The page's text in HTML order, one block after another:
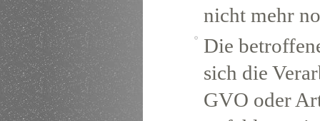
nicht mehr
Die
sich die
GVO oder